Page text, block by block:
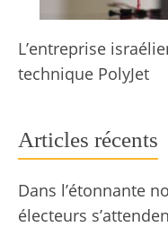
L’entreprise
technique PolyJet
Articles récents
Dans l’étonnante
électeurs